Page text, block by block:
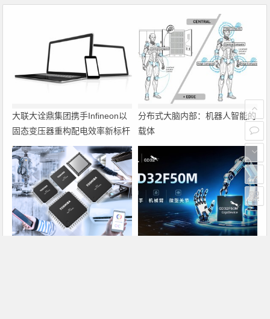
大联大诠鼎集团携手Infineon以
固态变压器重构配电效率新标杆
分布式大脑内部：机器人智能的
载体